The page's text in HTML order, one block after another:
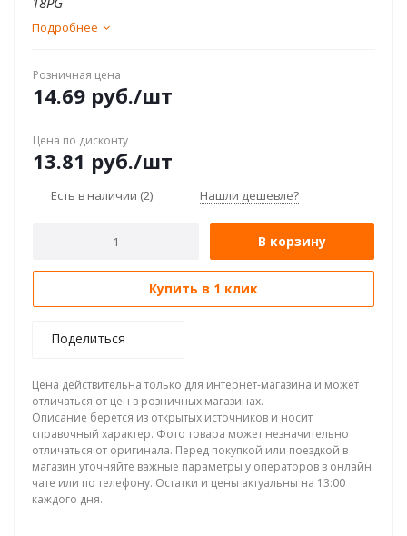
Подробнее
Розничная цена
14.69 руб./шт
Цена по дисконту
13.81 руб./шт
Есть в наличии (2) Нашли дешевле?
В корзину
Купить в 1 клик
Поделиться
Цена действительна только для интернет-магазина и может
отличаться от цен в розничных магазинах.
Описание берется из открытых источников и носит
справочный характер. Фото товара может незначительно
отличаться от оригинала. Перед покупкой или поездкой в
магазин уточняйте важные параметры у операторов в онлайн
чате или по телефону. Остатки и цены актуальны на 13:00
каждого дня.